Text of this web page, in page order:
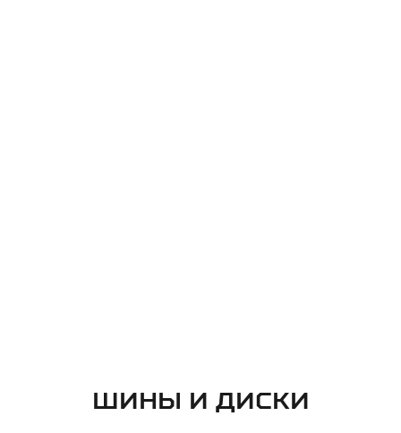
ШИНЫ И ДИСКИ